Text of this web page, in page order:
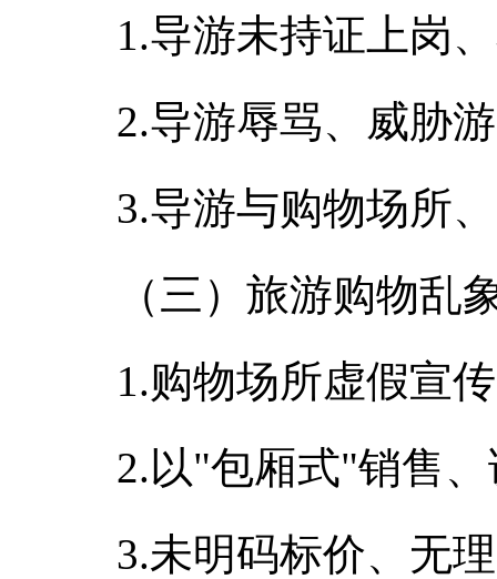
1.导游未持证上岗
2.导游辱骂、威胁
3.导游与购物场所
（三）旅游购物乱
1.购物场所虚假宣
2.以"包厢式"销售
3.未明码标价、无